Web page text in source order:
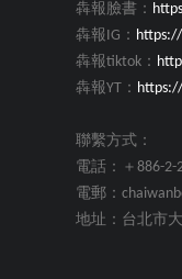
犇報臉書：
犇報IG：
犇報tiktok：
犇報YT：
聯繫方式：
電話：＋886-2-
電郵：
地址：台北市